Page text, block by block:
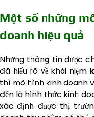
Một số những
doanh hiệu quả
Những thông tin được
đã hiểu rõ về khái niệm
thì mô hình kinh doanh
đến là hình thức kinh
xác định được thị